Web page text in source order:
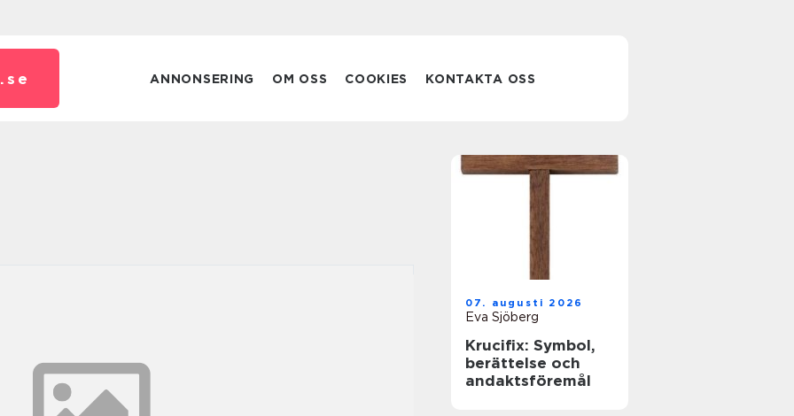
se ANNONSERING OM OSS COOKIES KONTAKTA OSS
07. augusti 2026
Eva Sjöberg
Krucifix: Symbol,
berättelse och
andaktsföremål